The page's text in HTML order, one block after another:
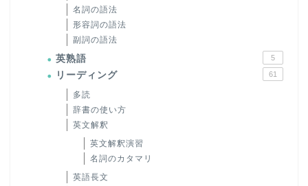
名詞の語法
形容詞の語法
副詞の語法
英熟語 5
リーディング 61
多読
辞書の使い方
英文解釈
英文解釈演習
名詞のカタマリ
英語長文